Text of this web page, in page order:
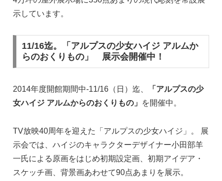
示しています。
11/16迄。「アルプスの少女ハイジ アルムか
らのおくりもの」 展示会開催中！
2014年度開館期間中-11/16（日）迄、
「アルプスの少
女ハイジ アルムからのおくりもの」
を開催中。
TV放映40周年を迎えた「アルプスの少女ハイジ」。 展
示会では、ハイジのキャラクターデザイナー小田部羊
一氏による原画をはじめ初期設定画、初期アイデア・
スケッチ画、背景画あわせて90点あまりを展示。